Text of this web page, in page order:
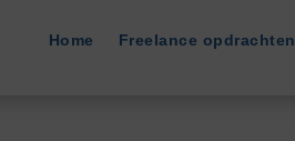
Home Freelance opdrachten